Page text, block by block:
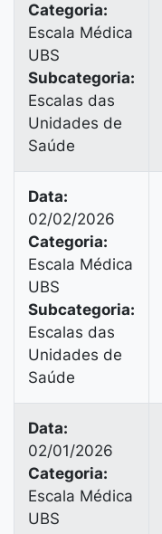
Categoria:
Escala Médica
UBS
Subcategoria:
Escalas das
Unidades de
Saúde
Data:
02/02/2026
Categoria:
Escala Médica
UBS
Subcategoria:
Escalas das
Unidades de
Saúde
Data:
02/01/2026
Categoria:
Escala Médica
UBS